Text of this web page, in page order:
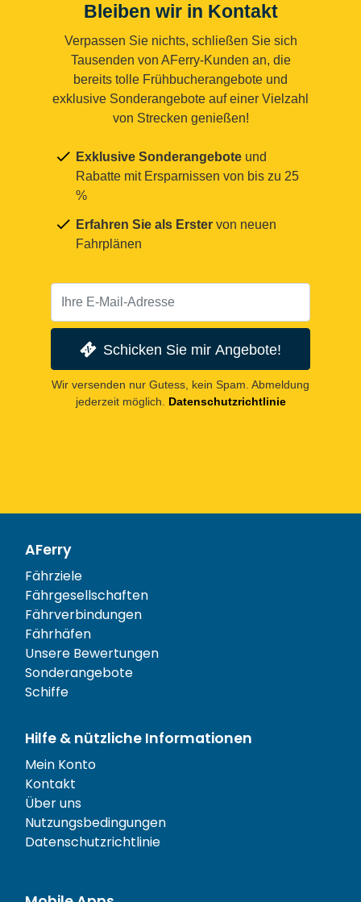
Bleiben wir in Kontakt
Verpassen Sie nichts, schließen Sie sich
Tausenden von AFerry-Kunden an, die
bereits tolle Frühbucherangebote und
exklusive Sonderangebote auf einer Vielzahl
von Strecken genießen!
Exklusive Sonderangebote und
Rabatte mit Ersparnissen von bis zu 25
%
Erfahren Sie als Erster von neuen
Fahrplänen
Schicken Sie mir Angebote!
Wir versenden nur Gutess, kein Spam. Abmeldung
jederzeit möglich.
Datenschutzrichtlinie
AFerry
Fährziele
Fährgesellschaften
Fährverbindungen
Fährhäfen
Unsere Bewertungen
Sonderangebote
Schiffe
Hilfe & nützliche Informationen
Mein Konto
Kontakt
Über uns
Nutzungsbedingungen
Datenschutzrichtlinie